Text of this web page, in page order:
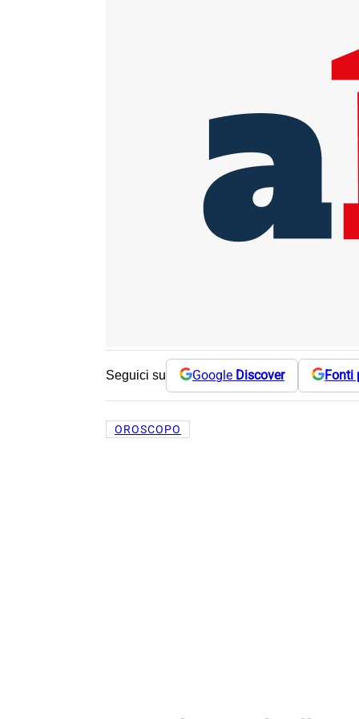
Seguici su Google Discover Fonti
OROSCOPO